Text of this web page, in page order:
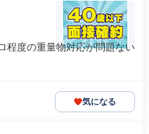
程度の重量物対応が問題ない
気になる